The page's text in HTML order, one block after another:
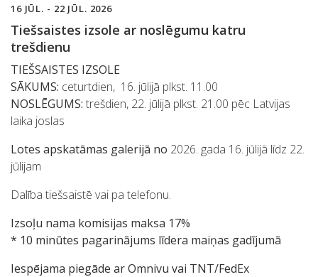
16 JŪL. - 22 JŪL. 2026
Tiešsaistes izsole ar noslēgumu katru
trešdienu
TIEŠSAISTES IZSOLE
SĀKUMS: ceturtdien, 16. jūlijā plkst. 11.00
NOSLĒGUMS: trešdien, 22. jūlijā plkst. 21.00 pēc Latvijas
laika joslas
Lotes apskatāmas galerijā no 2026. gada 16. jūlijā līdz 22.
jūlijam
Dalība tiešsaistē vai pa telefonu.
Izsoļu nama komisijas maksa 17%
* 10 minūtes pagarinājums līdera maiņas gadījumā
Iespējama piegāde ar Omnivu vai TNT/FedEx